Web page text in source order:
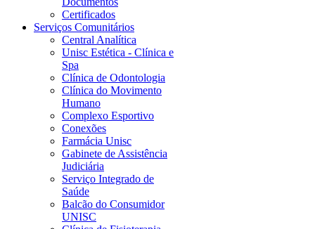
Certificados
Serviços Comunitários
Central Analítica
Unisc Estética - Clínica e
Spa
Clínica de Odontologia
Clínica do Movimento
Humano
Complexo Esportivo
Conexões
Farmácia Unisc
Gabinete de Assistência
Judiciária
Serviço Integrado de
Saúde
Balcão do Consumidor
UNISC